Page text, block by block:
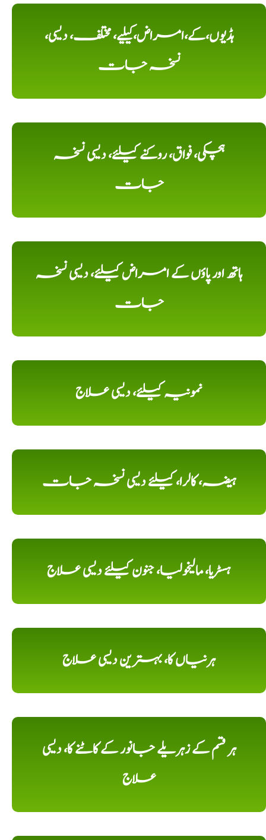
ہڈیوں،کے،امراض،کیلیے، مختلف، دیسی،
نسخہ جات
ہچکی، فواق، روکنے کیلئے، دیسی نسخہ
جات
ہاتھ اور پاؤں کے امراض کیلئے، دیسی نسخہ
جات
نمونیہ کیلئے، دیسی علاج
ہیضہ، کالرا، کیلئے دیسی نسخہ جات
ہسٹریا، مالیخولیا، جنون کیلئے دیسی علاج
ہرنیاں کا، بہترین دیسی علاج
ہر قسم کے زہریلے جانور کے کاٹنے کا، دیسی
علاج